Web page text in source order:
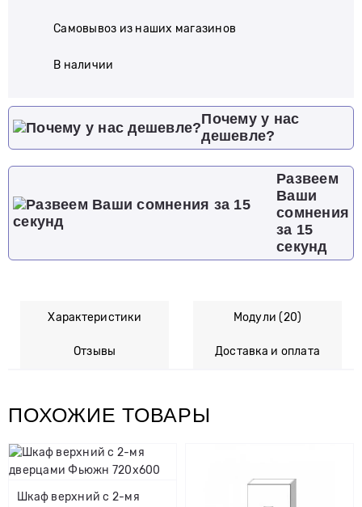
Самовывоз из наших магазинов
В наличии
Почему у нас
дешевле?
Развеем
Ваши
сомнения
за 15
секунд
Характеристики Модули (20)
Отзывы Доставка и оплата
ПОХОЖИЕ ТОВАРЫ
Шкаф верхний с 2-мя